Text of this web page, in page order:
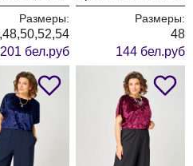
Размеры:
201 бел.руб
Размеры:
48
144 бел.руб